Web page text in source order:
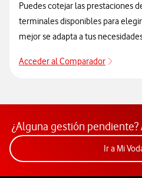
Puedes cotejar las prestaciones
terminales disponibles para
mejor se adapta a tus
Acceder al Comparador
¿Alguna gestión
Ir a Mi